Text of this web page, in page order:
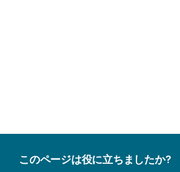
このページは役に立ちましたか?